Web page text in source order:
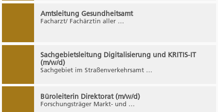
Amtsleitung Gesundheitsamt
Facharzt/ Fachärztin aller …
Sachgebietsleitung Digitalisierung und KRITIS-IT
(m/w/d)
Sachgebiet im Straßenverkehrsamt …
Büroleiterin Direktorat (m/w/d)
Forschungsträger Markt- und …